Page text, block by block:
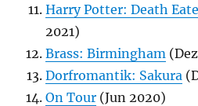
Harry Potter: Death
2021)
Brass: Birmingham
Dorfromantik: Sakura
On Tour (Jun 2020)